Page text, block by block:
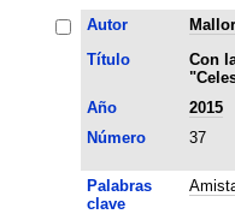
Autor
Título
Con
Año
2015
Número
37
Palabras
clave